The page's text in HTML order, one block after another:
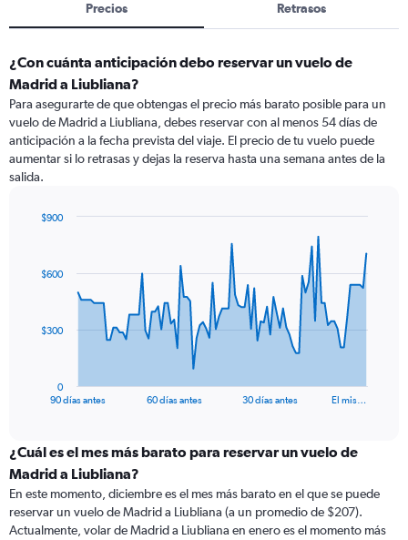
Precios Retrasos
¿Con cuánta anticipación debo reservar un vuelo de
Madrid a Liubliana?
Para asegurarte de que obtengas el precio más barato posible para un
vuelo de Madrid a Liubliana, debes reservar con al menos 54 días de
anticipación a la fecha prevista del viaje. El precio de tu vuelo puede
aumentar si lo retrasas y dejas la reserva hasta una semana antes de la
salida.
data
The
categories.
Range:
categories.
The
90 días antes 60 días antes 30 días antes El mis…
0
$300
$600
$900
¿Cuál es el mes más barato para reservar un vuelo de
Madrid a Liubliana?
En este momento, diciembre es el mes más barato en el que se puede
reservar un vuelo de Madrid a Liubliana (a un promedio de $207).
Actualmente, volar de Madrid a Liubliana en enero es el momento más